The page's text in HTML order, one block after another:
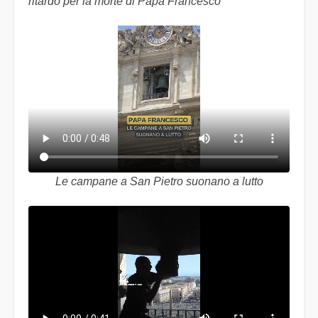
Le campane a San Pietro suonano a lutto